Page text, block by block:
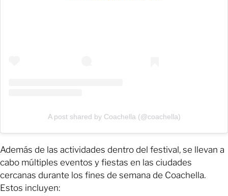
A post shared by Coachella (@coachella)
Además de las actividades dentro del festival, se llevan a
cabo múltiples eventos y fiestas en las ciudades
cercanas durante los fines de semana de Coachella.
Estos incluyen: